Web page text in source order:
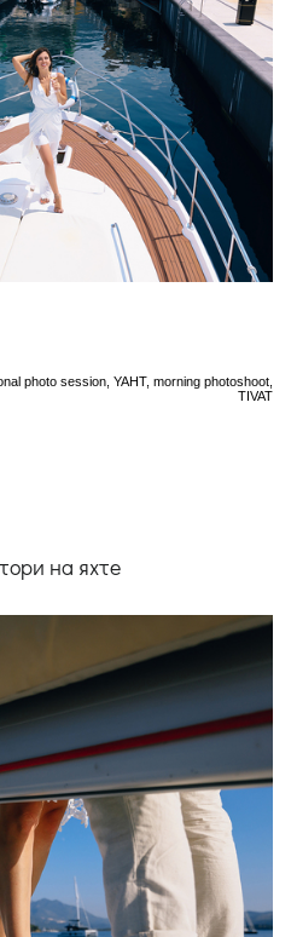
photo session, YAHT, morning photoshoot,
TIVAT
на яхте